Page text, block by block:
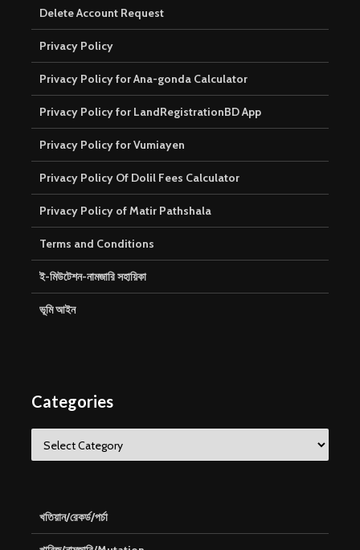
Delete Account Request
Privacy Policy
Privacy Policy for Ana-gonda Calculator
Privacy Policy for LandRegistrationBD App
Privacy Policy for Vumiayen
Privacy Policy Of Dolil Fees Calculator
Privacy Policy of Matir Pathshala
Terms and Conditions
ই-মিউটেশন-নামজারি সহায়িকা
ভূমি আইন
Categories
খতিয়ান/রেকর্ড/পর্চা